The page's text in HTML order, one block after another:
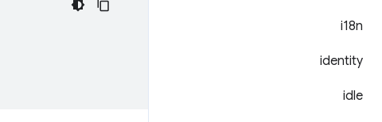
i18n
identity
idle